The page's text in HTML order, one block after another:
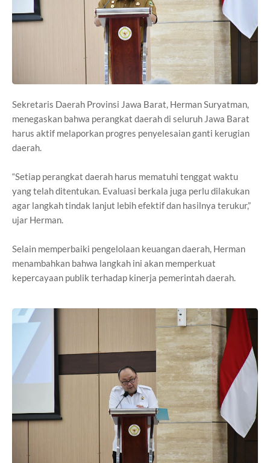
Sekretaris Daerah Provinsi Jawa Barat, Herman Suryatman,
menegaskan bahwa perangkat daerah di seluruh Jawa Barat
harus aktif melaporkan progres penyelesaian ganti kerugian
daerah.
“Setiap perangkat daerah harus mematuhi tenggat waktu
yang telah ditentukan. Evaluasi berkala juga perlu dilakukan
agar langkah tindak lanjut lebih efektif dan hasilnya terukur,”
ujar Herman.
Selain memperbaiki pengelolaan keuangan daerah, Herman
menambahkan bahwa langkah ini akan memperkuat
kepercayaan publik terhadap kinerja pemerintah daerah.